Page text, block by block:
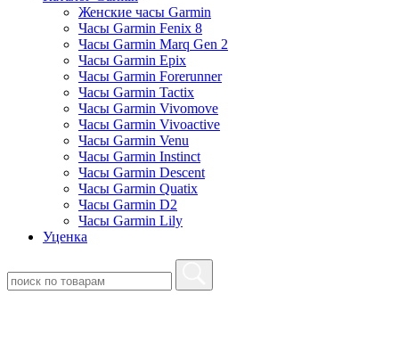
Женские часы Garmin
Часы Garmin Fenix 8
Часы Garmin Marq Gen 2
Часы Garmin Epix
Часы Garmin Forerunner
Часы Garmin Tactix
Часы Garmin Vivomove
Часы Garmin Vivoactive
Часы Garmin Venu
Часы Garmin Instinct
Часы Garmin Descent
Часы Garmin Quatix
Часы Garmin D2
Часы Garmin Lily
Уценка